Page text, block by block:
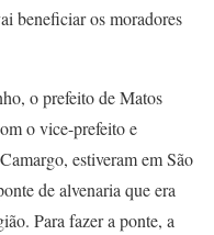
beneficiar os moradores
o prefeito de Matos
o vice-prefeito e
estiveram em São
de alvenaria que era
Para fazer a ponte, a